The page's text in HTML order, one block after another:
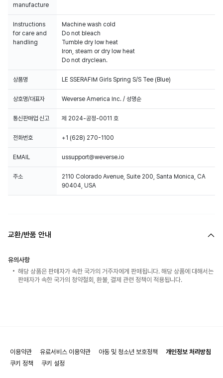
manufacture
Instructions
for care and
handling
Machine wash cold
Do not bleach
Tumble dry low heat
Iron, steam or dry low heat
Do not dryclean.
상품명 LE SSERAFIM Girls Spring S/S Tee (Blue)
상호명/대표자 Weverse America Inc. / 성명순
통신판매업 신고 제 2024-공정-0011 호
전화번호 +1 (628) 270-1100
EMAIL ussupport@weverse.io
주소
2110 Colorado Avenue, Suite 200, Santa Monica, CA
90404, USA
교환/반품 안내
유의사항
해당 상품은 판매자가 속한 국가의 거주자에게 판매됩니다. 해당 상품에 대해서는
판매자가 속한 국가의 청약철회, 환불, 결제 관련 정책이 적용됩니다.
이용약관 유료서비스 이용약관 아동 및 청소년 보호정책
개인정보 처리방침
쿠키 정책
쿠키 설정